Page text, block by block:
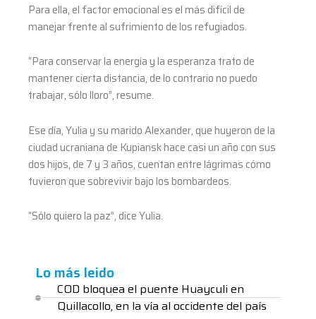
Para ella, el factor emocional es el más difícil de
manejar frente al sufrimiento de los refugiados.
“Para conservar la energía y la esperanza trato de
mantener cierta distancia, de lo contrario no puedo
trabajar, sólo lloro”, resume.
Ese día, Yulia y su marido Alexander, que huyeron de la
ciudad ucraniana de Kupiansk hace casi un año con sus
dos hijos, de 7 y 3 años, cuentan entre lágrimas cómo
tuvieron que sobrevivir bajo los bombardeos.
“Sólo quiero la paz”, dice Yulia.
Lo más leido
COD bloquea el puente Huayculi en
Quillacollo, en la vía al occidente del país